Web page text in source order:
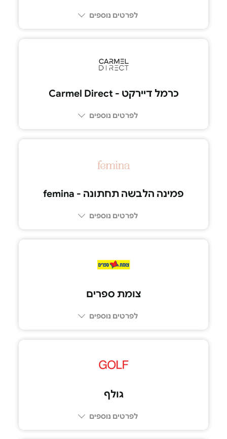
לפרטים נוספים
כרמל דיירקט - Carmel Direct
לפרטים נוספים
פמינה הלבשה תחתונה - femina
לפרטים נוספים
צומת ספרים
לפרטים נוספים
גולף
לפרטים נוספים